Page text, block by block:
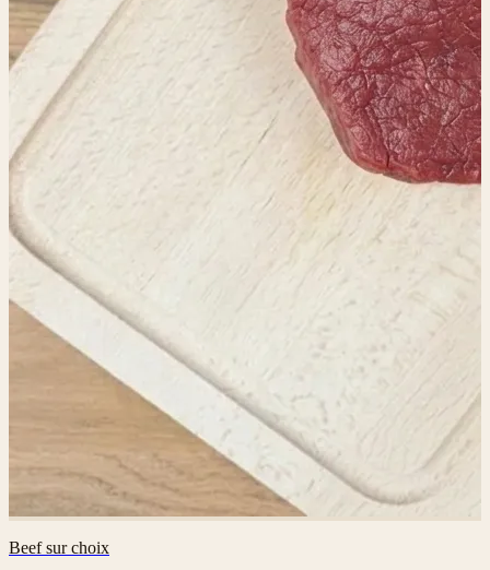
Beef sur choix